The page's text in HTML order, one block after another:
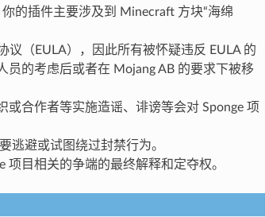
的插件主要涉及到 Minecraft 方块“海绵
（EULA），因此所有被怀疑违反 EULA 的
员的考虑后或者在 Mojang AB 的要求下被移
或合作者等实施造谣、诽谤等会对 Sponge 项
逃避或试图绕过封禁行为。
目相关的争端的最终解释和定夺权。